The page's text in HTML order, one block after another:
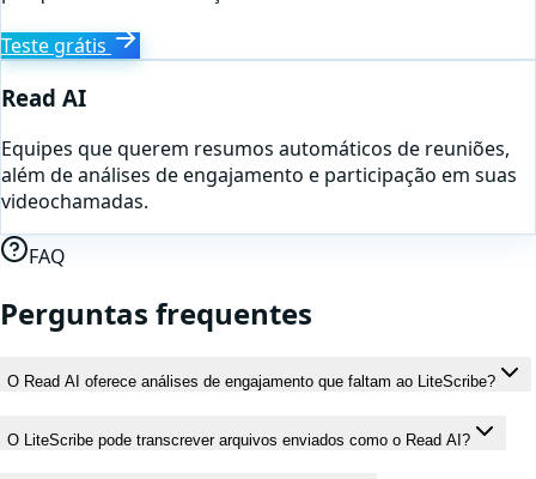
Teste grátis
Read AI
Equipes que querem resumos automáticos de reuniões,
além de análises de engajamento e participação em suas
videochamadas.
FAQ
Perguntas frequentes
O Read AI oferece análises de engajamento que faltam ao LiteScribe?
O LiteScribe pode transcrever arquivos enviados como o Read AI?